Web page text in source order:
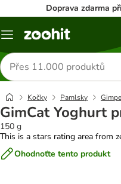
Doprava zdarma
Menu
Hledat
produkty
Kočky Pamlsky
GimCat Yoghurt
150 g
This is a stars rating area from
Ohodnoťte tento produkt